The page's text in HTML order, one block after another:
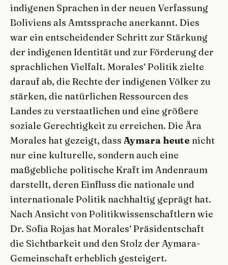
indigenen Sprachen in der neuen Verfassung
Boliviens als Amtssprache anerkannt. Dies
war ein entscheidender Schritt zur Stärkung
der indigenen Identität und zur Förderung der
sprachlichen Vielfalt. Morales‘ Politik zielte
darauf ab, die Rechte der indigenen Völker zu
stärken, die natürlichen Ressourcen des
Landes zu verstaatlichen und eine größere
soziale Gerechtigkeit zu erreichen. Die Ära
Morales hat gezeigt, dass Aymara heute nicht
nur eine kulturelle, sondern auch eine
maßgebliche politische Kraft im Andenraum
darstellt, deren Einfluss die nationale und
internationale Politik nachhaltig geprägt hat.
Nach Ansicht von Politikwissenschaftlern wie
Dr. Sofia Rojas hat Morales‘ Präsidentschaft
die Sichtbarkeit und den Stolz der Aymara-
Gemeinschaft erheblich gesteigert.